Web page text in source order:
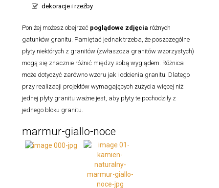
dekoracje i rzeźby
Poniżej możesz obejrzeć poglądowe zdjęcia różnych
gatunków granitu. Pamiętać jednak trzeba, że poszczególne
płyty niektórych z granitów (zwłaszcza granitów wzorzystych)
mogą się znacznie różnić między sobą wyglądem. Różnica
może dotyczyć zarówno wzoru jak i odcienia granitu. Dlatego
przy realizacji projektów wymagających zużycia więcej niż
jednej płyty granitu ważne jest, aby płyty te pochodziły z
jednego bloku granitu.
marmur-giallo-noce